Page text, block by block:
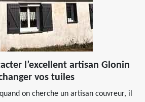
l’excellent artisan Glonin
vos tuiles
on cherche un artisan couvreur, il